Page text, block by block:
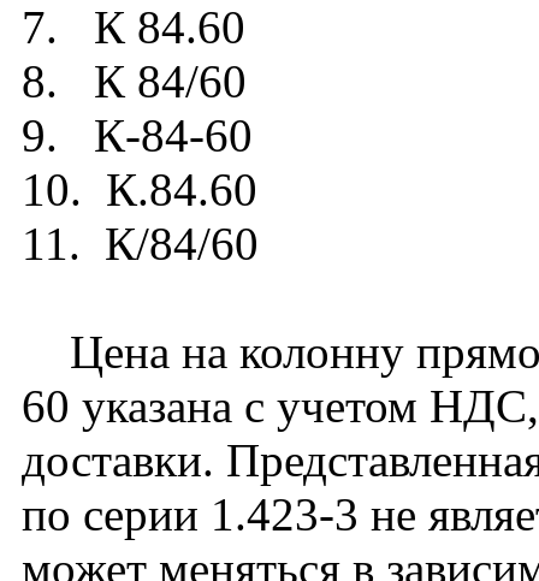
7. К 84.60
8. К 84/60
9. К-84-60
10. К.84.60
11. К/84/60
Цена на колонну
60 указана с учетом НДС,
доставки.
по серии 1.423-3 не
может меняться в